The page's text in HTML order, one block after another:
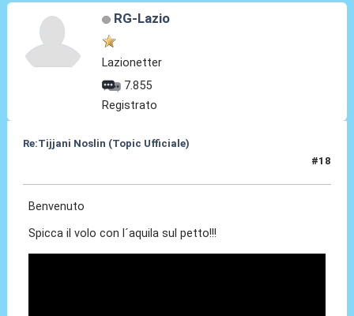
RG-Lazio
Lazionetter
7.855
Registrato
Re:Tijjani Noslin (Topic Ufficiale)
#18
Benvenuto
Spicca il volo con l´aquila sul petto!!!